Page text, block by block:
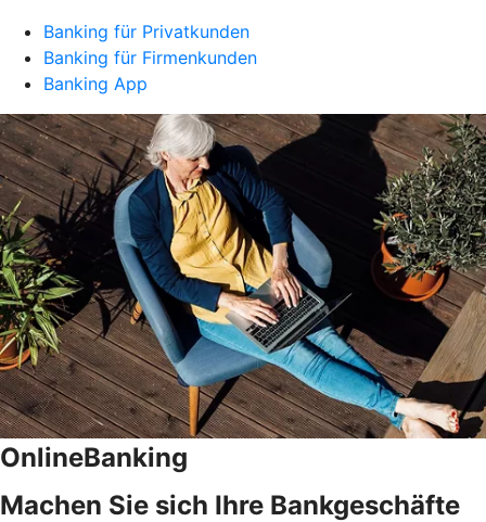
Banking für Privatkunden
Banking für Firmenkunden
Banking App
OnlineBanking
Machen Sie sich Ihre Bankgeschäfte